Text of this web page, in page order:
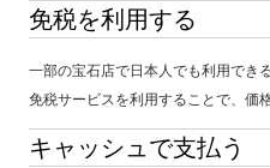
免税を利用する
一部の宝石店で日本人でも利用でき
免税サービスを利用することで、価
キャッシュで支払う